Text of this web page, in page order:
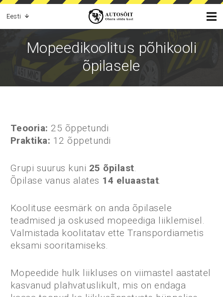
Eesti
Mopeedikoolitus põhikooli
õpilasele
Teooria: 25 õppetundi
Praktika: 12 õppetundi
Grupi suurus kuni 25 õpilast.
Õpilase vanus alates 14 eluaastat.
Koolituse eesmärk on anda õpilasele
teadmised ja oskused mopeediga liiklemisel.
Valmistada koolitatav ette Transpordiametis
eksami sooritamiseks.
Mopeedide hulk liikluses on viimastel aastatel
kasvanud plahvatuslikult, mis on endaga